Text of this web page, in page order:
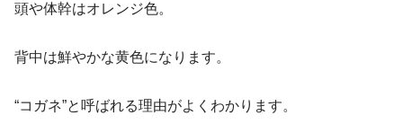
頭や体幹はオレンジ色。
背中は鮮やかな黄色になります。
“コガネ”と呼ばれる理由がよくわかります。